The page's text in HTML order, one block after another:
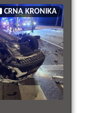
CRNA KRONIKA